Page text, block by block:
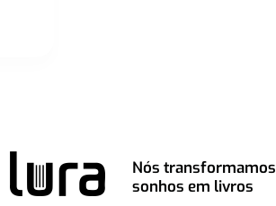
Nós transformamos
sonhos em livros